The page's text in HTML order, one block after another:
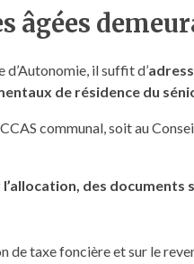
âgées
d’Autonomie, il suffit d’
de résidence du
communal, soit au
des documents
de taxe foncière et sur le